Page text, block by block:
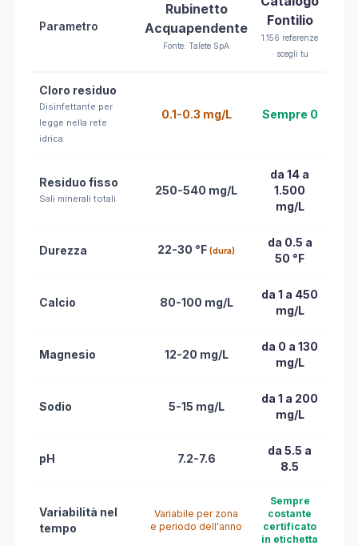
Parametro
Rubinetto
Acquapendente
Fonte: Talete SpA
Fontilio
1.156 referenze
· scegli tu
Cloro residuo
Disinfettante per
legge nella rete
idrica
0.1-0.3 mg/L Sempre 0
Residuo fisso
Sali minerali totali
250-540 mg/L
da 14 a
1.500
mg/L
Durezza 22-30 °F (dura)
da 0.5 a
50 °F
Calcio 80-100 mg/L
da 1 a 450
mg/L
Magnesio 12-20 mg/L
da 0 a 130
mg/L
Sodio 5-15 mg/L
da 1 a 200
mg/L
pH 7.2-7.6
da 5.5 a
8.5
Variabilità nel
tempo
Variabile per zona
e periodo dell'anno
Sempre
costante
certificato
in etichetta